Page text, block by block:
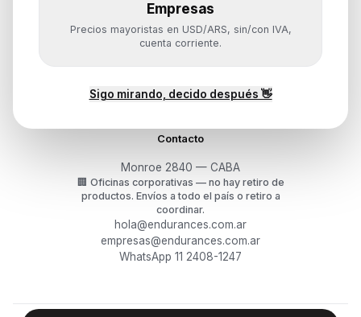
Empresas
Precios mayoristas en USD/ARS, sin/con IVA,
cuenta corriente.
Sigo mirando, decido después 👋
Ayuda
Mis pedidos
¿Cómo querés comprar?
Contacto
Monroe 2840 — CABA
🏢 Oficinas corporativas — no hay retiro de
productos. Envíos a todo el país o retiro a
coordinar.
hola@endurances.com.ar
empresas@endurances.com.ar
WhatsApp 11 2408-1247